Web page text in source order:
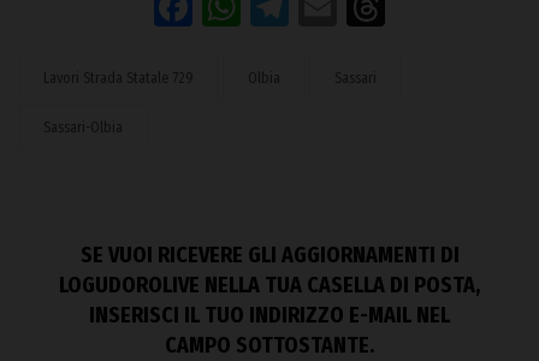
Lavori Strada Statale 729 Olbia Sassari
Sassari-Olbia
SE VUOI RICEVERE GLI AGGIORNAMENTI DI
LOGUDOROLIVE NELLA TUA CASELLA DI POSTA,
INSERISCI IL TUO INDIRIZZO E-MAIL NEL
CAMPO SOTTOSTANTE.